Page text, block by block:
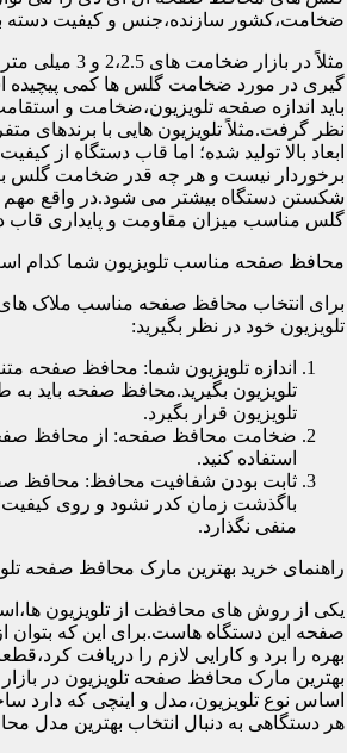
ضخامت،کشور سازنده،جنس و کیفیت دسته
مثلاً در بازار
گیری در مورد ضخامت گلس ها کمی پیچیده
باید اندازه صفحه تلویزیون،ضخامت و
نظر گرفت.مثلاً تلویزیون هایی با برندهای
ابعاد بالا تولید شده؛ اما قاب دستگاه از
برخوردار نیست و هر چه قدر ضخامت گلس
شکستن دستگاه بیشتر می شود.در واقع مهم
گلس مناسب میزان مقاومت و پایداری قاب
محافظ صفحه مناسب تلویزیون شما کدام
برای انتخاب محافظ صفحه مناسب ملاک های
تلویزیون خود در نظر بگیرید:
اندازه تلویزیون شما: محافظ صفحه
تلویزیون بگیرید.محافظ صفحه باید
تلویزیون قرار بگیرد.
ضخامت محافظ صفحه: از محافظ
استفاده کنید.
ثابت بودن شفافیت محافظ: محافظ
باگذشت زمان کدر نشود و روی کیفیت
منفی نگذارد.
راهنمای خرید بهترین مارک محافظ صفحه
یکی از روش های محافظت از تلویزیون
صفحه این دستگاه هاست.برای این که بتوان
بهره را برد و کارایی لازم را دریافت
بهترین مارک محافظ صفحه تلویزیون در بازار
اساس نوع تلویزیون،مدل و اینچی که دارد
هر دستگاهی به دنبال انتخاب بهترین مدل